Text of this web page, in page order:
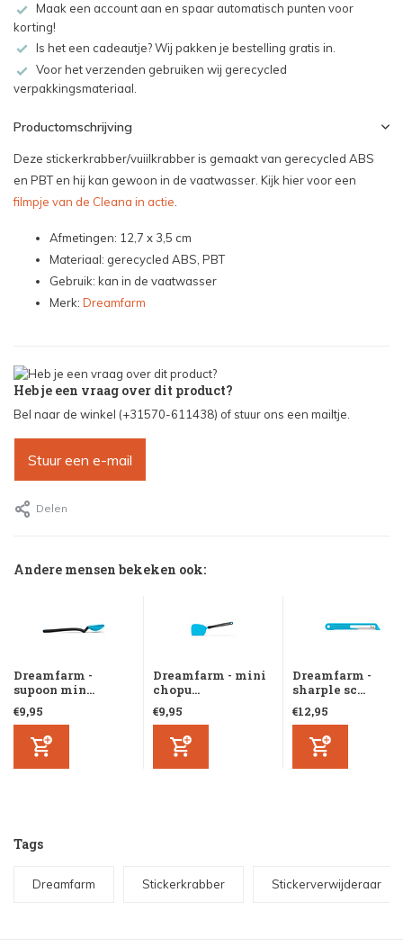
Maak een account aan en spaar automatisch punten voor
korting!
Is het een cadeautje? Wij pakken je bestelling gratis in.
Voor het verzenden gebruiken wij gerecycled
verpakkingsmateriaal.
Productomschrijving
Deze stickerkrabber/vuiilkrabber is gemaakt van gerecycled ABS
en PBT en hij kan gewoon in de vaatwasser. Kijk hier voor een
filmpje van de Cleana in actie.
Afmetingen: 12,7 x 3,5 cm
Materiaal: gerecycled ABS, PBT
Gebruik: kan in de vaatwasser
Merk: Dreamfarm
Heb je een vraag over dit product?
Bel naar de winkel (+31570-611438) of stuur ons een mailtje.
Stuur een e-mail
Delen
Andere mensen bekeken ook:
Dreamfarm -
supoon min...
€9,95
Dreamfarm - mini
chopu...
€9,95
Dreamfarm -
sharple sc...
€12,95
Tags
Dreamfarm Stickerkrabber Stickerverwijderaar